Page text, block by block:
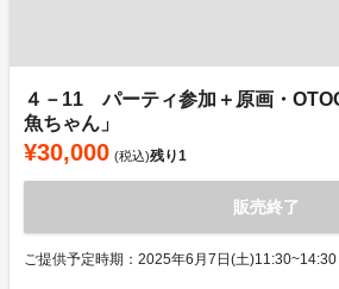
４－11 パーティ参加＋原画・
魚ちゃん」
¥30,000 (税込)残り1
販売終了
ご提供予定時期：2025年6月7日(土)11:30~14:30